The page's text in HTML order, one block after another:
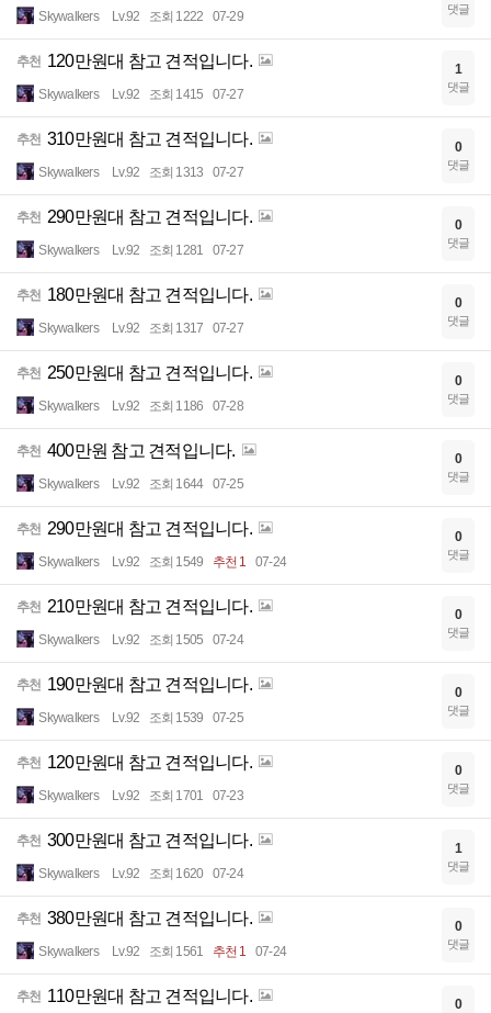
Skywalkers Lv.92 조회 1222 07-29 댓글
추천 120만원대 참고 견적입니다.
Skywalkers Lv.92 조회 1415 07-27
1
댓글
추천 310만원대 참고 견적입니다.
Skywalkers Lv.92 조회 1313 07-27
0
댓글
추천 290만원대 참고 견적입니다.
Skywalkers Lv.92 조회 1281 07-27
0
댓글
추천 180만원대 참고 견적입니다.
Skywalkers Lv.92 조회 1317 07-27
0
댓글
추천 250만원대 참고 견적입니다.
Skywalkers Lv.92 조회 1186 07-28
0
댓글
추천 400만원 참고 견적입니다.
Skywalkers Lv.92 조회 1644 07-25
0
댓글
추천 290만원대 참고 견적입니다.
Skywalkers Lv.92 조회 1549 추천 1 07-24
0
댓글
추천 210만원대 참고 견적입니다.
Skywalkers Lv.92 조회 1505 07-24
0
댓글
추천 190만원대 참고 견적입니다.
Skywalkers Lv.92 조회 1539 07-25
0
댓글
추천 120만원대 참고 견적입니다.
Skywalkers Lv.92 조회 1701 07-23
0
댓글
추천 300만원대 참고 견적입니다.
Skywalkers Lv.92 조회 1620 07-24
1
댓글
추천 380만원대 참고 견적입니다.
Skywalkers Lv.92 조회 1561 추천 1 07-24
0
댓글
추천 110만원대 참고 견적입니다. 0